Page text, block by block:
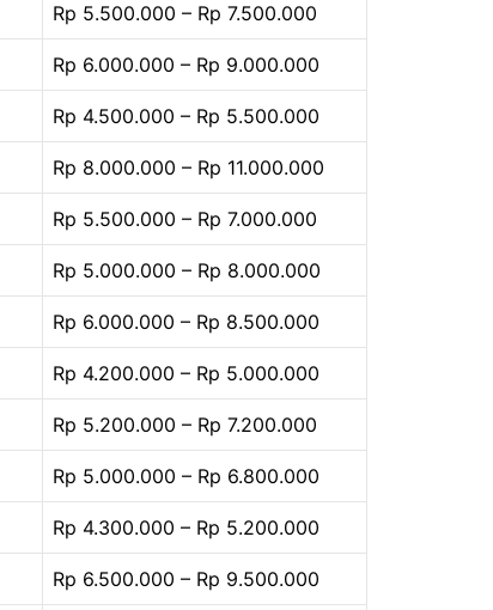
Rp 5.500.000 – Rp 7.500.000
Rp 6.000.000 – Rp 9.000.000
Rp 4.500.000 – Rp 5.500.000
Rp 8.000.000 – Rp 11.000.000
Rp 5.500.000 – Rp 7.000.000
Rp 5.000.000 – Rp 8.000.000
Rp 6.000.000 – Rp 8.500.000
Rp 4.200.000 – Rp 5.000.000
Rp 5.200.000 – Rp 7.200.000
Rp 5.000.000 – Rp 6.800.000
Rp 4.300.000 – Rp 5.200.000
Rp 6.500.000 – Rp 9.500.000